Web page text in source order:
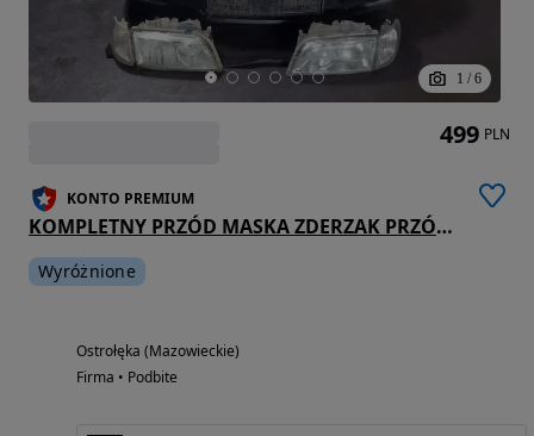
1 / 6
KONTO PREMIUM
KOMPLETNY PRZÓD MASKA ZDERZAK PRZÓD LAMPY VOLVO S40 V40 I LIFT 346-12
Wyróżnione
Ostrołęka (Mazowieckie)
Firma • Podbite
499 PLN